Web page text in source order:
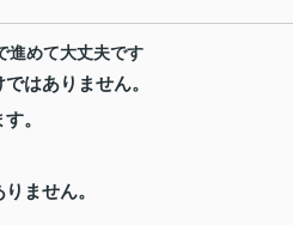
進めて大丈夫です
はありません。
。
ません。